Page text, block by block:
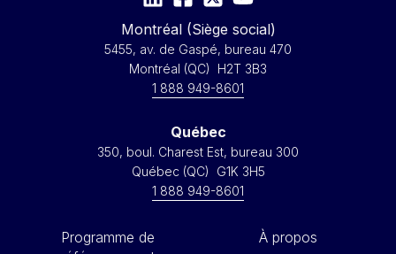
Montréal (Siège social)
5455, av. de Gaspé, bureau 470
Montréal (QC) H2T 3B3
1 888 949-8601
Québec
350, boul. Charest Est, bureau 300
Québec (QC) G1K 3H5
1 888 949-8601
Programme de
À propos